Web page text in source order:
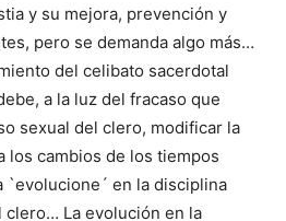
y su mejora, prevención y
pero se demanda algo más…
del celibato sacerdotal
a la luz del fracaso que
sexual del clero, modificar la
los cambios de los tiempos
`evolucione´ en la disciplina
La evolución en la